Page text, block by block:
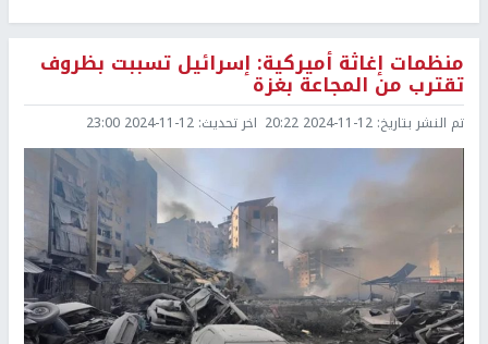
منظمات إغاثة أميركية: إسرائيل تسببت بظروف
تقترب من المجاعة بغزة
تم النشر بتاريخ: 2024-11-12 20:22 اخر تحديث: 2024-11-12 23:00